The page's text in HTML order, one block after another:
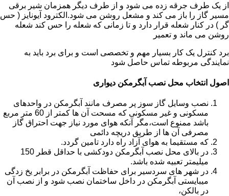
از یک طرف جرقه زده می شود و از طرف دیگر همزمان شیر برقی
مسیر گاز را باز می کند و مشعل روشن می شود.الکترود آیونایز ( حس
گر ) در کنار شعله قرار دارد و تا زمانی که شعله را حس کند شعله
روشن می ماند و تعمیر
برد کنترل یک کار بسیار مهم و تخصصی است و برای برد باید به
نمایندگی مربوطه تماس حاصل شود
اصول انتخاب محل نصب آبگرمکن دیواری
نصب وسایل گاز سوز پر مصرف مانند آبگرمکن در واحدهای
مسکونی و غیر مسکونی که مسحت آن ها کمتر از 60 متر مربع
باشد ممنوع است،مگر آنکه هوای مورد نیاز جهت احتراق گاز
مصرفی آن ها از طریق دریچه دائمی
که مستقیما به هوای آزاد راه دارد تامین گردد.
در بالای محل نصب آبگرمکن دودکشی با حداقل قطر 150
میلیمتر تعبیه شده باشد.
در شهر های سردسیر برای حفاظت آبگرمکن در برابر یخ زدگی
میبایستی آبگرمکن در داخل ساختمان نصب شود و از نصب آن
در بالکن،